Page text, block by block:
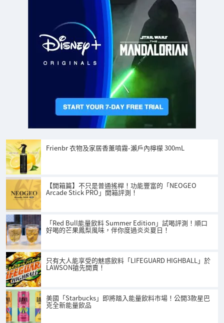
Frienbr 衣物及家居香薰噴霧-瀨戶內檸檬 300mL
【開箱篇】不只是普通搖桿！功能豐富的「NEOGEO
Arcade Stick PRO」開箱評測！
「Red Bull能量飲料 Summer Edition」試喝評測！順口
好喝的芒果鳳梨風味，伴你度過炎炎夏日！
只有大人能享受的魅惑飲料「LIFEGUARD HIGHBALL」於
LAWSON搶先開賣！
美國「Starbucks」即將踏入能量飲料市場！公開3款星巴
克全新能量飲品